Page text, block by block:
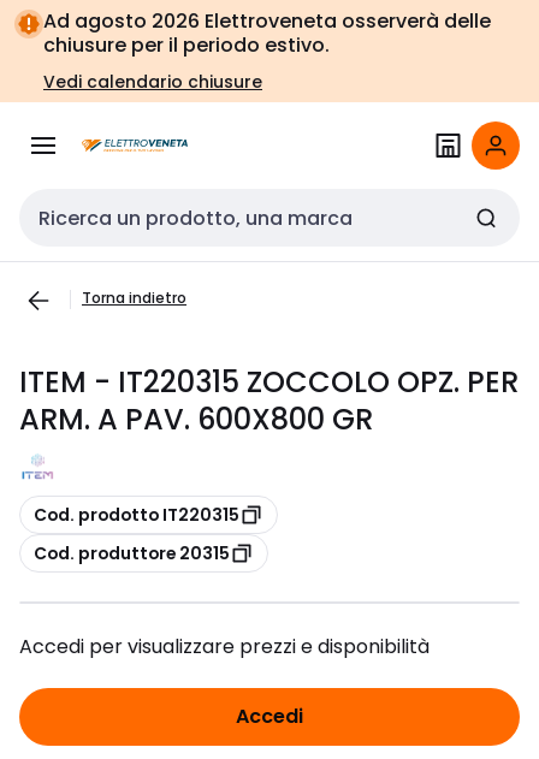
Vai alla
navigazione
Vai
alla
pagina
Ad agosto 2026 Elettroveneta osserverà delle
chiusure per il periodo estivo.
Vedi calendario chiusure
Cerca input
Torna indietro
ITEM - IT220315 ZOCCOLO OPZ. PER
ARM. A PAV. 600X800 GR
copia
Cod. prodotto IT220315
copia
Cod. produttore 20315
Accedi per visualizzare prezzi e disponibilità
Accedi